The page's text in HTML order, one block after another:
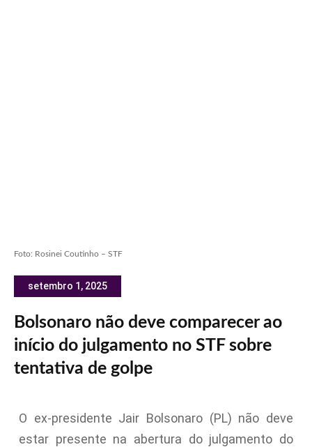
Foto: Rosinei Coutinho – STF
setembro 1, 2025
Bolsonaro não deve comparecer ao
início do julgamento no STF sobre
tentativa de golpe
O ex-presidente Jair Bolsonaro (PL) não deve
estar presente na abertura do julgamento do